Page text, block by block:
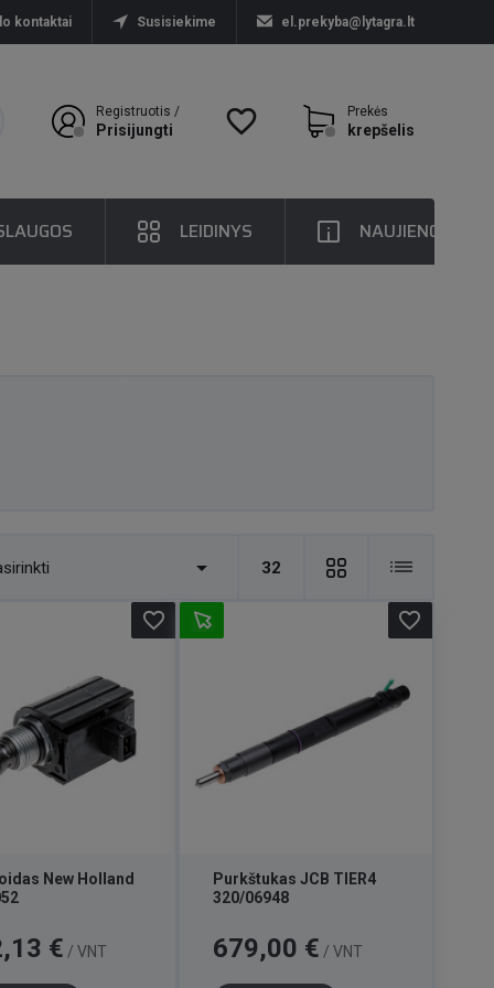
kontaktai Susisiekime el.prekyba@lytagra.lt
Prekės
krepšelis
favorite_border
Registruotis /
Prisijungti
LEIDINYS NAUJIENOS
32

New Holland
€ / VNT
favorite_border
Purkštukas JCB TIER4
320/06948
Kaina
679,00 € / VNT
favorite_border